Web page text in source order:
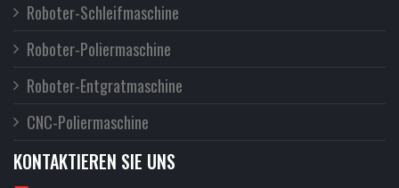
Roboter-Schleifmaschine
Roboter-Poliermaschine
Roboter-Entgratmaschine
CNC-Poliermaschine
KONTAKTIEREN SIE UNS